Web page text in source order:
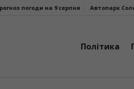
на 9 серпня Автопарк
Політика